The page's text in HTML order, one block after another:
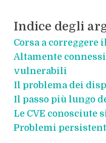
Indice degli
Corsa a correggere
Altamente
vulnerabili
Il problema dei
Il passo più lungo
Le CVE conosciute
Problemi